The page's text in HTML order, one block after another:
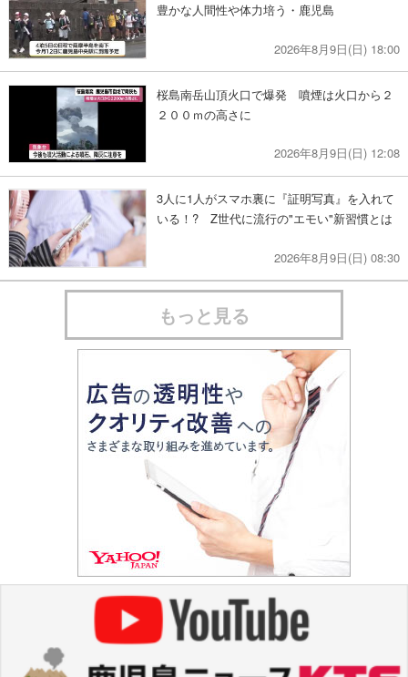
豊かな人間性や体力培う・鹿児島
2026年8月9日(日) 18:00
桜島南岳山頂火口で爆発 噴煙は火口から２
２００ｍの高さに
2026年8月9日(日) 12:08
3人に1人がスマホ裏に『証明写真』を入れて
いる！? Z世代に流行の"エモい"新習慣とは
2026年8月9日(日) 08:30
もっと見る